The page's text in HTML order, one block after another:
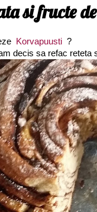
si fructe
Korvapuusti ?
decis sa refac reteta